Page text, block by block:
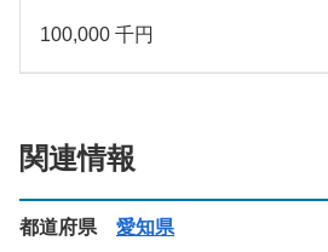
100,000 千円
関連情報
都道府県 愛知県